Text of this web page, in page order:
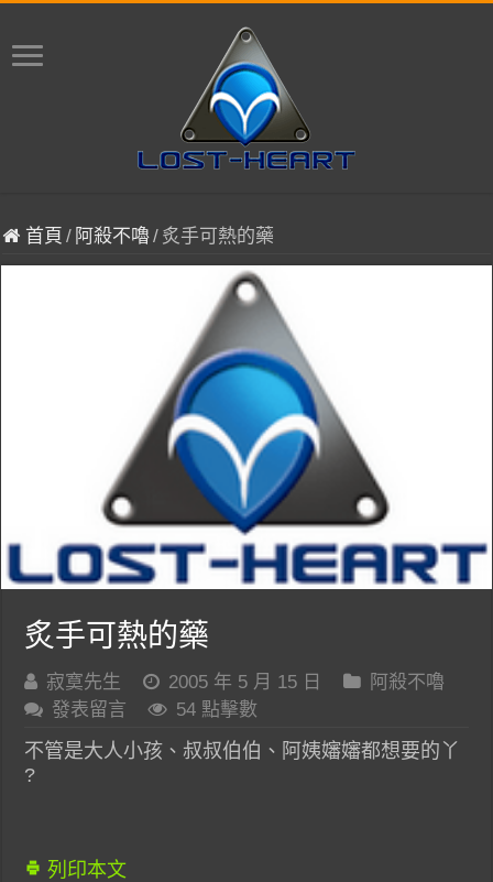
首頁 / 阿殺不嚕/ 炙手可熱的藥
炙手可熱的藥
寂寞先生 2005 年 5 月 15 日
阿殺不嚕
發表留言
54 點擊數
不管是大人小孩、叔叔伯伯、阿姨嬸嬸都想要的丫
?
列印本文